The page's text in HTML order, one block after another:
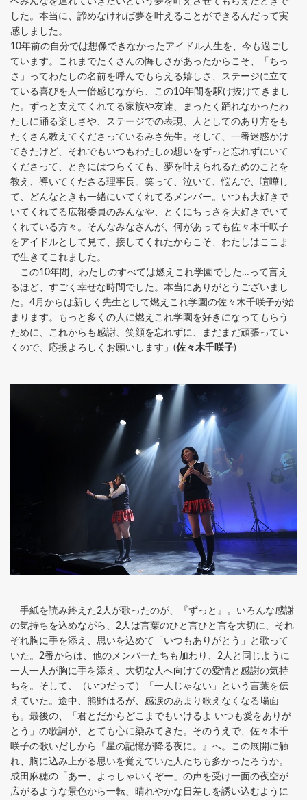
した。本当に、諦めなければ夢を叶えることができるんだって実
感しました。
10年前の自分では想像できなかったアイドル人生を、今も過ごし
ています。これまでたくさんの悔しさがあったからこそ、「ちっ
さ」ってわたしの名前を呼んでもらえる嬉しさ、ステージに立て
ている喜びを人一倍感じながら、この10年間を駆け抜けてきまし
た。ずっと支えてくれてる家族や友達、まったく踊れなかったわ
たしに踊る楽しさや、ステージでの表現、人としてのあり方をも
たくさん教えてくださっているみさ先生。そして、一番迷惑かけ
てきたけど、それでもいつもわたしの想いをずっと忘れずにいて
くださって、ときにはつらくても、夢を叶えられるためのことを
教え、導いてくださる理事長。笑って、泣いて、悩んで、喧嘩し
て、どんなときも一緒にいてくれてるメンバー。いつも大好きで
いてくれてる広報委員のみんなや、とくにちっさを大好きでいて
くれている方々。そんなみなさんが、何があっても佐々木千咲子
をアイドルとして見て、接してくれたからこそ、わたしはここま
で生きてこれました。
この10年間、わたしのすべては燃えこれ学園でした…って言え
るほど、すごく幸せな時間でした。本当にありがとうございまし
た。4月からは新しく先生として燃えこれ学園の佐々木千咲子が始
まります。もっと多くの人に燃えこれ学園を好きになってもらう
ために、これからも感謝、笑顔を忘れずに、まだまだ頑張ってい
くので、応援よろしくお願いします」(佐々木千咲子)
手紙を読み終えた2人が歌ったのが、『ずっと』。いろんな感謝
の気持ちを込めながら、2人は言葉のひと言ひと言を大切に、それ
ぞれ胸に手を添え、思いを込めて「いつもありがとう」と歌って
いた。2番からは、他のメンバーたちも加わり、2人と同じように
一人一人が胸に手を添え、大切な人へ向けての愛情と感謝の気持
ちを。そして、（いつだって）「一人じゃない」という言葉を伝
えていた。途中、熊野はるが、感涙のあまり歌えなくなる場面
も。最後の、「君とだからどこまでもいけるよ いつも愛をありが
とう」の歌詞が、とても心に染みてきた。そのうえで、佐々木千
咲子の歌いだしから『星の記憶が降る夜に。』へ。この展開に触
れ、胸に込み上がる思いを覚えていた人たちも多かったろうか。
成田麻穂の「あー、よっしゃいくぞー」の声を受け一面の夜空が
広がるような景色から一転、晴れやかな日差しを誘い込むように